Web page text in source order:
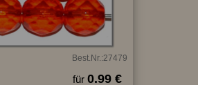
Best.Nr.:27479
für 0.99 €